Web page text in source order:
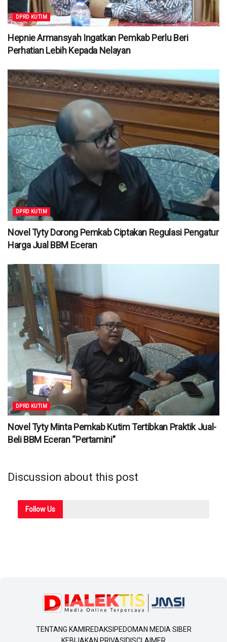
DPRD KUTIM
Hepnie Armansyah Ingatkan Pemkab Perlu Beri
Perhatian Lebih Kepada Nelayan
DPRD KUTIM
Novel Tyty Dorong Pemkab Ciptakan Regulasi Pengatur
Harga Jual BBM Eceran
DPRD KUTIM
Novel Tyty Minta Pemkab Kutim Tertibkan Praktik Jual-
Beli BBM Eceran “Pertamini”
Discussion about this post
FollowUs
TENTANG KAMI REDAKSI PEDOMAN MEDIA SIBER